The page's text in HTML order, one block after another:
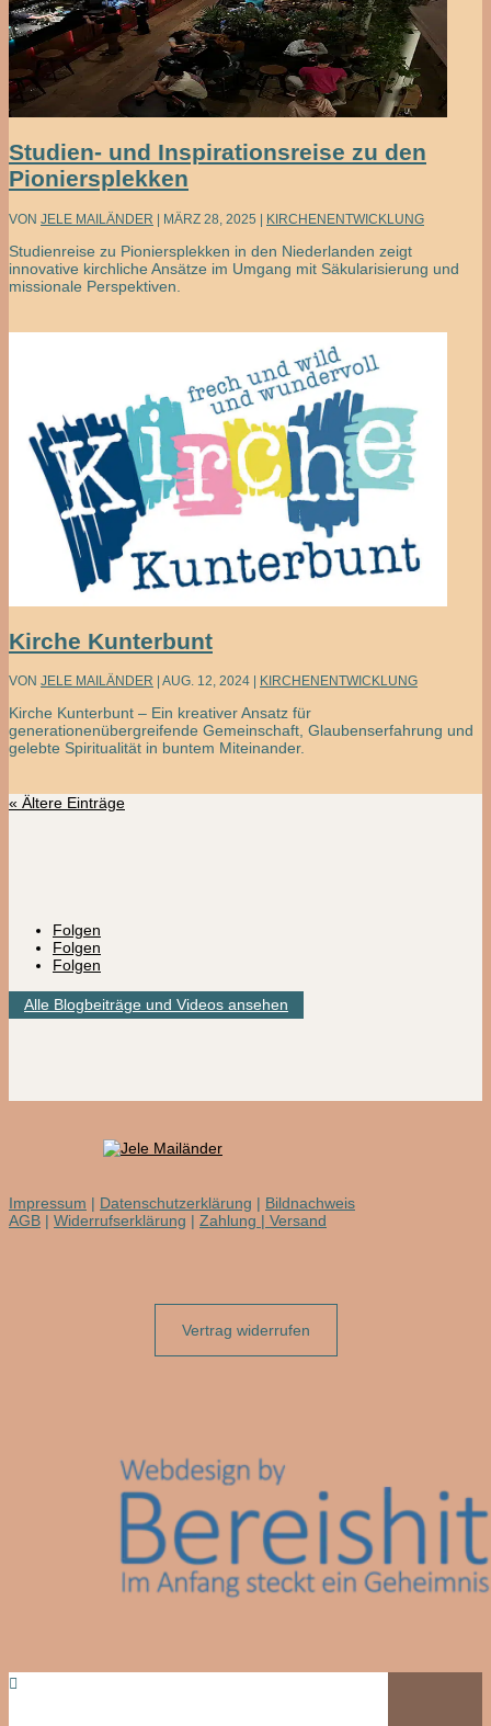
Studien- und Inspirationsreise zu den
Pioniersplekken
VON JELE MAILÄNDER | MÄRZ 28, 2025 | KIRCHENENTWICKLUNG
Studienreise zu Pioniersplekken in den Niederlanden zeigt
innovative kirchliche Ansätze im Umgang mit Säkularisierung und
missionale Perspektiven.
Kirche Kunterbunt
VON JELE MAILÄNDER AUG. 12, 2024 KIRCHENENTWICKLUNG
Kirche Kunterbunt – Ein kreativer Ansatz für
generationenübergreifende Gemeinschaft, Glaubenserfahrung und
gelebte Spiritualität in buntem Miteinander.
« Ältere Einträge
Folgen
Folgen
Folgen
Alle Blogbeiträge und Videos ansehen
Impressum | Datenschutzerklärung | Bildnachweis
AGB | Widerrufserklärung | Zahlung | Versand
Vertrag widerrufen
